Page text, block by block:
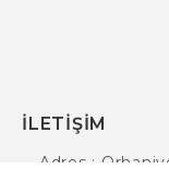
İLETİŞİM
Adres :